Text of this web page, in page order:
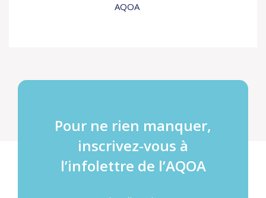
AQOA
Pour ne rien manquer,
inscrivez-vous à
l’infolettre de l’AQOA